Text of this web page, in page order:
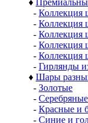
♦
-
-
-
-
-
- Гирлянды
♦ Шары
- Золотые
- Серебряные
- Красные и
- Синие и